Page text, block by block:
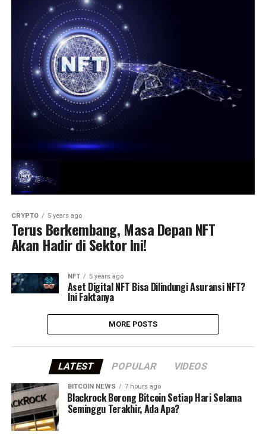
CRYPTO 5 years ago
Terus Berkembang, Masa Depan NFT
Akan Hadir di Sektor Ini!
NFT 5 years ago
Aset Digital NFT Bisa Dilindungi Asuransi NFT?
Ini Faktanya
MORE POSTS
LATEST POPULAR VIDEOS
BITCOIN NEWS 7 hours ago
⁠Blackrock Borong Bitcoin Setiap Hari Selama
Seminggu Terakhir, Ada Apa?